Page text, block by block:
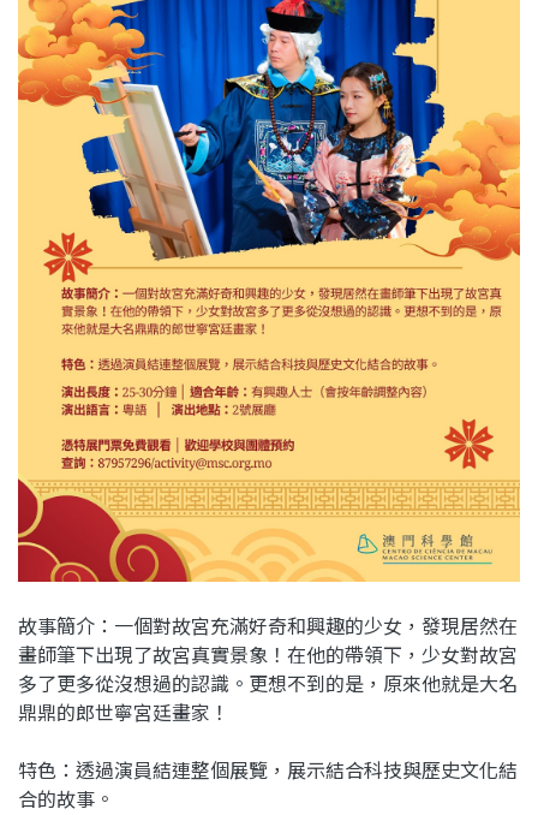
故事簡介：一個對故宮充滿好奇和興趣的少女，發現居然在
畫師筆下出現了故宮真實景象！在他的帶領下，少女對故宮
多了更多從沒想過的認識。更想不到的是，原來他就是大名
鼎鼎的郎世寧宮廷畫家！
特色：透過演員結連整個展覽，展示結合科技與歷史文化結
合的故事。